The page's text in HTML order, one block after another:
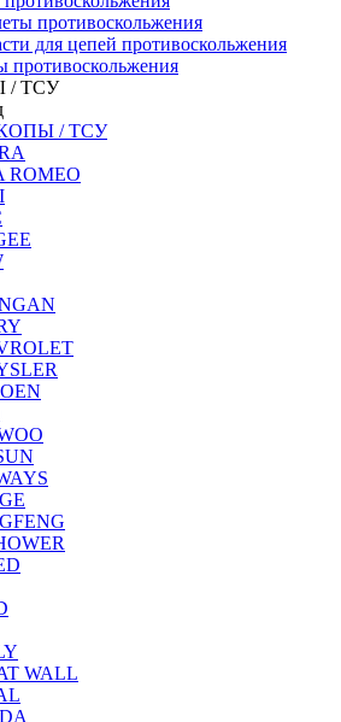
противоскольжения
для цепей противоскольжения
противоскольжения
/ ТСУ
/ ТСУ
ROMEO
WALL